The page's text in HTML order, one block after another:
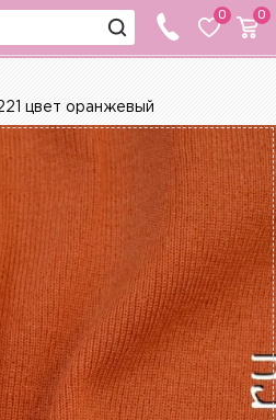
0 0
цвет оранжевый